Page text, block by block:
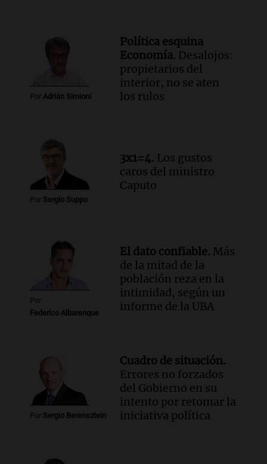
Audio. Altas Cumbres: rescataron a una
cabra que llevaba ocho días atrapada en
Una mañana para todos
con Jujuy
Panorama Federal
Episodios
Audio.Del fitness a la longevidad: por
qué crece el consumo de alimentos con
Episodios
Por Adrián Simioni
Política esquina
Economía. Desalojos:
propietarios del
interior, no se aten
los rulos
Por Sergio Suppo
3x1=4. Los gustos
caros del ministro
Caputo
Por
Federico Albarenque
El dato confiable. Más
de la mitad de la
población reza en la
intimidad, según un
informe de la UBA
Por Sergio Berensztein
Cuadro de situación.
Errores no forzados
del Gobierno en su
intento por retomar la
iniciativa política